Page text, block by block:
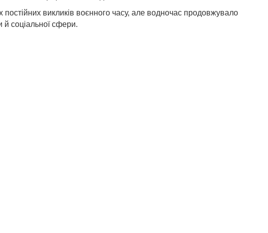
викликів воєнного часу, але водночас продовжувало
соціальної сфери.